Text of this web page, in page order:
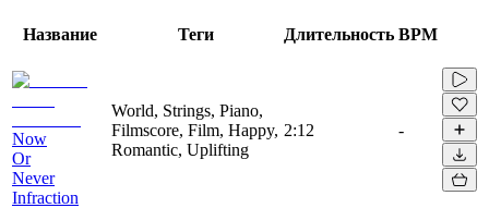
Название Теги Длительность BPM
Now
Or
Never
Infraction
World, Strings, Piano,
Filmscore, Film, Happy,
Romantic, Uplifting
2:12 -